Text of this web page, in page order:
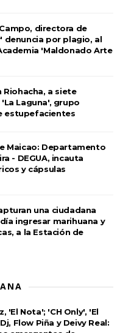
directora de
denuncia por plagio, al
'Maldonado Arte
Riohacha, a siete
Laguna', grupo
estupefacientes
Maicao: Departamento
- DEGUA, incauta
y cápsulas
una ciudadana
ingresar marihuana y
a la Estación de
'El Nota'; 'CH Only', 'El
Flow Piña y Deivy Real: